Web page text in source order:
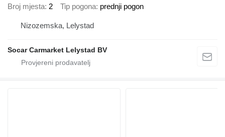
Broj mjesta 2 Tip pogona prednji pogon
Nizozemska, Lelystad
Socar Carmarket Lelystad BV